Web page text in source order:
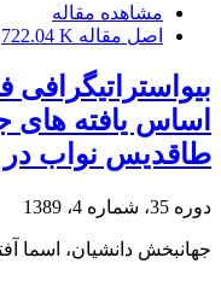
مشاهده مقاله
اصل مقاله 722.04 K
بیواستراتیگرافی
اساس یافته
طاقدیس نواب
دوره 35، شماره 4، 1389
جهانبخش دانشیان، اسما